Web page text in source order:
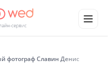
фотограф Славин Денис